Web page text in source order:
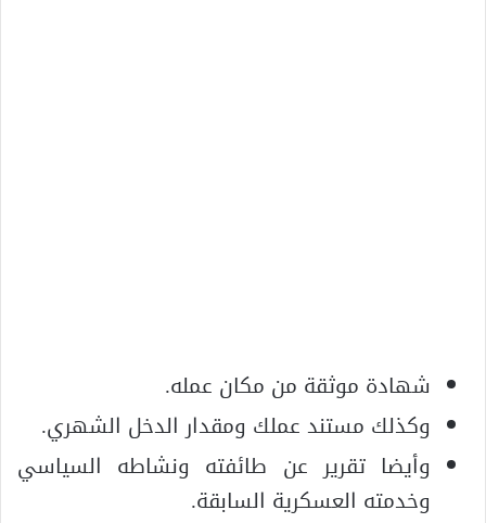
شهادة موثقة من مكان عمله.
وكذلك مستند عملك ومقدار الدخل الشهري.
وأيضا تقرير عن طائفته ونشاطه السياسي
وخدمته العسكرية السابقة.